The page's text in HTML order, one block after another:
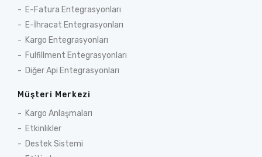
E-Fatura Entegrasyonları
E-İhracat Entegrasyonları
Kargo Entegrasyonları
Fulfillment Entegrasyonları
Diğer Api Entegrasyonları
Müşteri Merkezi
Kargo Anlaşmaları
Etkinlikler
Destek Sistemi